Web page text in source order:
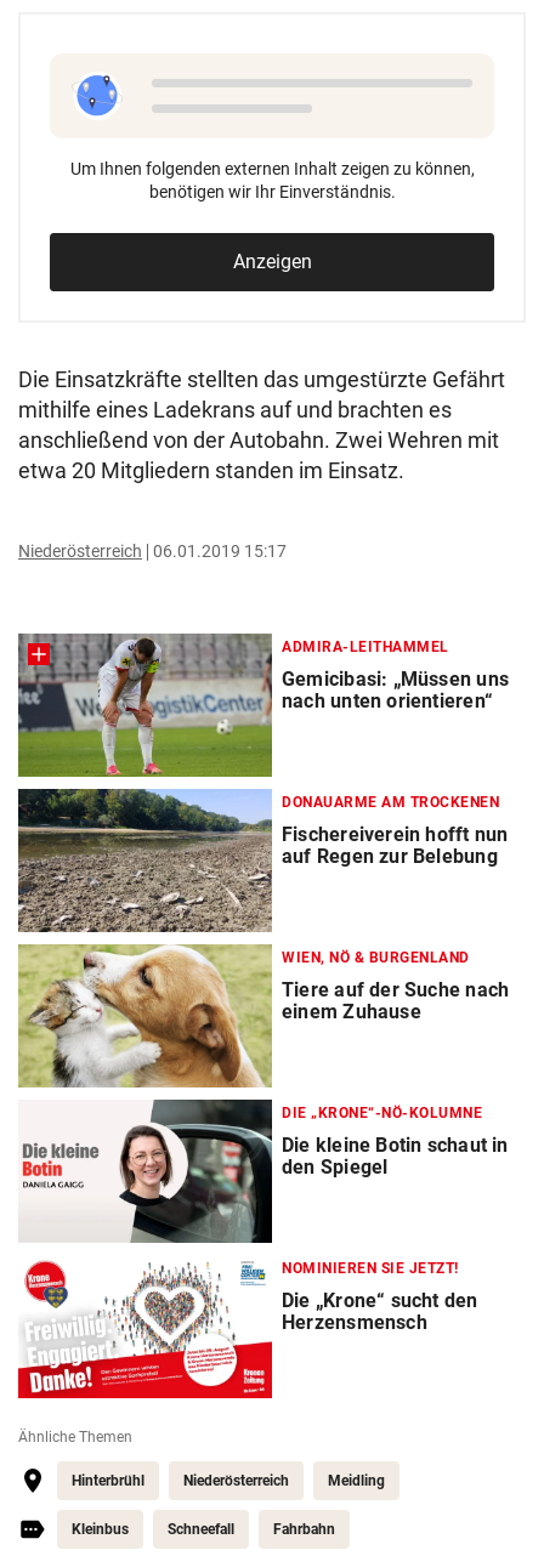
Um Ihnen folgenden externen Inhalt zeigen zu können,
benötigen wir Ihr Einverständnis.
Anzeigen
Die Einsatzkräfte stellten das umgestürzte Gefährt
mithilfe eines Ladekrans auf und brachten es
anschließend von der Autobahn. Zwei Wehren mit
etwa 20 Mitgliedern standen im Einsatz.
Niederösterreich 06.01.2019 15:17
ADMIRA-LEITHAMMEL
Gemicibasi: „Müssen uns
nach unten orientieren“
DONAUARME AM TROCKENEN
Fischereiverein hofft nun
auf Regen zur Belebung
WIEN, NÖ & BURGENLAND
Tiere auf der Suche nach
einem Zuhause
DIE „KRONE“-NÖ-KOLUMNE
Die kleine Botin schaut in
den Spiegel
NOMINIEREN SIE JETZT!
Die „Krone“ sucht den
Herzensmensch
Ähnliche Themen
Hinterbrühl Niederösterreich Meidling
Kleinbus Schneefall Fahrbahn